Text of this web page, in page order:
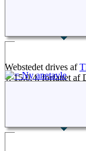
Webstedet drives af
v. 15.0.4, forfattet af